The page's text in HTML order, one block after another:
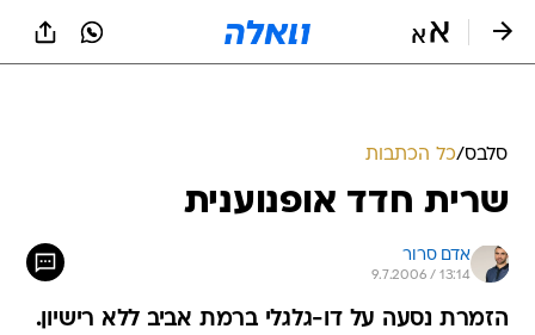
סלבס/כל הכתבות
שרית חדד אופנוענית
אדם סרור
9.7.2006 / 13:14
הזמרת נסעה על דו-גלגלי ברמת אביב ללא רישיון.